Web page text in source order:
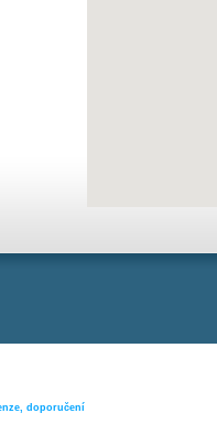
doporučení